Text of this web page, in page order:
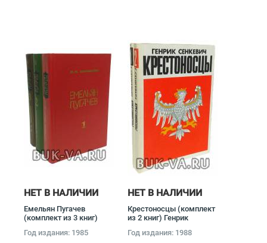
НЕТ В НАЛИЧИИ
Емельян Пугачев
(комплект из 3 книг)
Год издания: 1985
НЕТ В НАЛИЧИИ
Крестоносцы (комплект
из 2 книг) Генрик
Год издания: 1988